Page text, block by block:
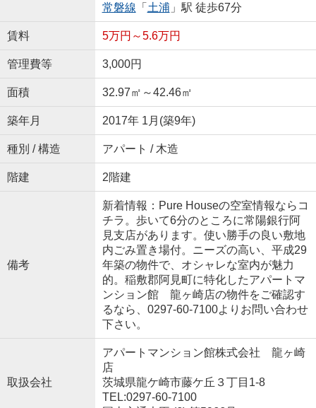
常磐線 「 土浦 」駅 徒歩67分
賃料 5万円～5.6万円
管理費等 3,000円
面積 32.97㎡～42.46㎡
築年月 2017年 1月(築9年)
種別 / 構造 アパート / 木造
階建 2階建
備考
新着情報：Pure Houseの空室情報ならコ
チラ。歩いて6分のところに常陽銀行阿
見支店があります。使い勝手の良い敷地
内ごみ置き場付。ニーズの高い、平成29
年築の物件で、オシャレな室内が魅力
的。稲敷郡阿見町に特化したアパートマ
ンション館 龍ヶ崎店の物件をご確認す
るなら、0297-60-7100よりお問い合わせ
下さい。
取扱会社
アパートマンション館株式会社 龍ヶ崎
店
茨城県龍ケ崎市藤ケ丘３丁目1-8
TEL:0297-60-7100